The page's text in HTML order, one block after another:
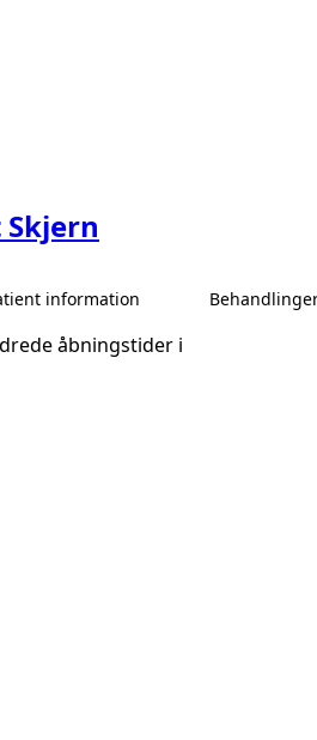
information
åbningstider i